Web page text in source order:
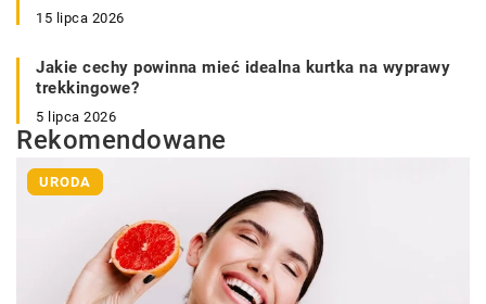
15 lipca 2026
Jakie cechy powinna mieć idealna kurtka na wyprawy
trekkingowe?
5 lipca 2026
Rekomendowane
URODA